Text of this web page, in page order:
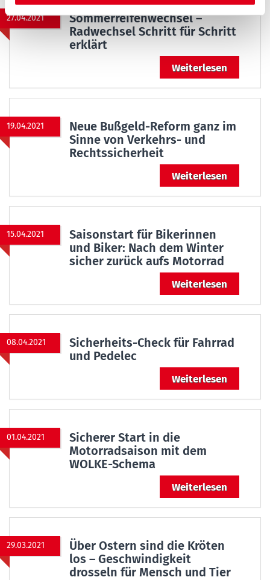
27.04.2021
Sommerreifenwechsel –
Radwechsel Schritt für Schritt
erklärt
Weiterlesen
19.04.2021
Neue Bußgeld-Reform ganz im
Sinne von Verkehrs- und
Rechtssicherheit
Weiterlesen
15.04.2021
Saisonstart für Bikerinnen
und Biker: Nach dem Winter
sicher zurück aufs Motorrad
Weiterlesen
08.04.2021
Sicherheits-Check für Fahrrad
und Pedelec
Weiterlesen
01.04.2021
Sicherer Start in die
Motorradsaison mit dem
WOLKE-Schema
Weiterlesen
29.03.2021
Über Ostern sind die Kröten
los – Geschwindigkeit
drosseln für Mensch und Tier